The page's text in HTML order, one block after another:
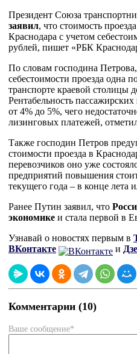
Президент Союза
заявил, что стоимость
Краснодара с учетом
рублей, пишет «РБК
По словам господина Петрова,
себестоимости проезда одна
транспорте краевой столицы
Рентабельность пассажирских
от 4% до 5%, чего
лизинговых платежей,
Также господин Петров
стоимости проезда в
перевозчиков оно уже
предприятий повышения
текущего года – в конце лета
Ранее Путин заявил, что
экономике и стала первой в
Узнавай о новостях первым в
ВКонтакте
и
Комментарии (10)
Ваше сообщение*